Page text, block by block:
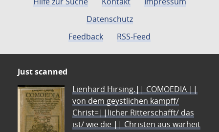
Datenschutz
Feedback
RSS-Feed
Just scanned
Lienhard Hirsing.|| COMOEDIA ||
von dem geystlichen kampff/
Christ=||licher Ritterschafft/ das
ist/ wie die || Christen aus warheit